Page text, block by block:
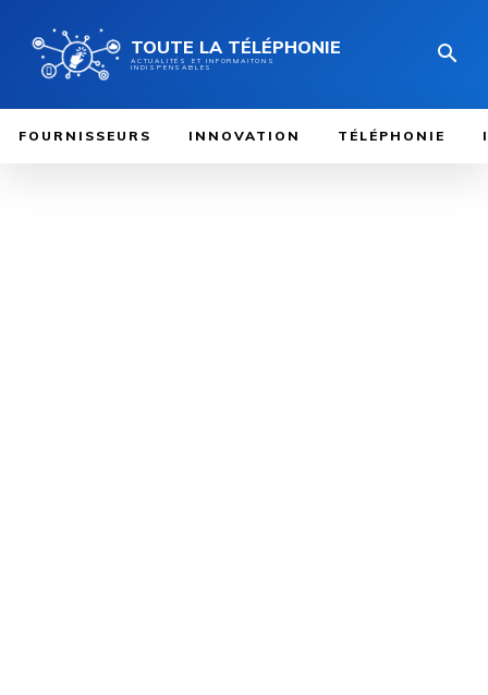
TOUTE LA TÉLÉPHONIE
ACTUALITÉS ET INFORMAITONS
INDISPENSABLES
FOURNISSEURS INNOVATION TÉLÉPHONIE